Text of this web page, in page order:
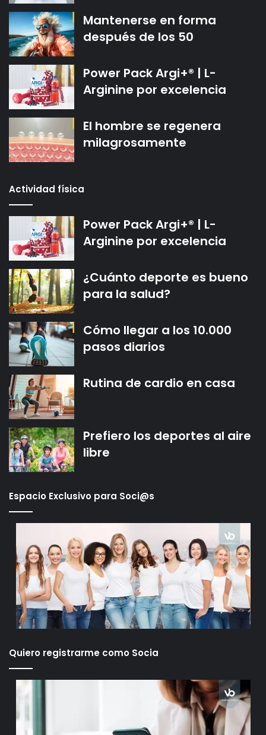
Mantenerse en forma
después de los 50
Power Pack Argi+® | L-
Arginine por excelencia
El hombre se regenera
milagrosamente
Actividad física
Power Pack Argi+® | L-
Arginine por excelencia
¿Cuánto deporte es bueno
para la salud?
Cómo llegar a los 10.000
pasos diarios
Rutina de cardio en casa
Prefiero los deportes al aire
libre
Espacio Exclusivo para Soci@s
Quiero registrarme como Socia